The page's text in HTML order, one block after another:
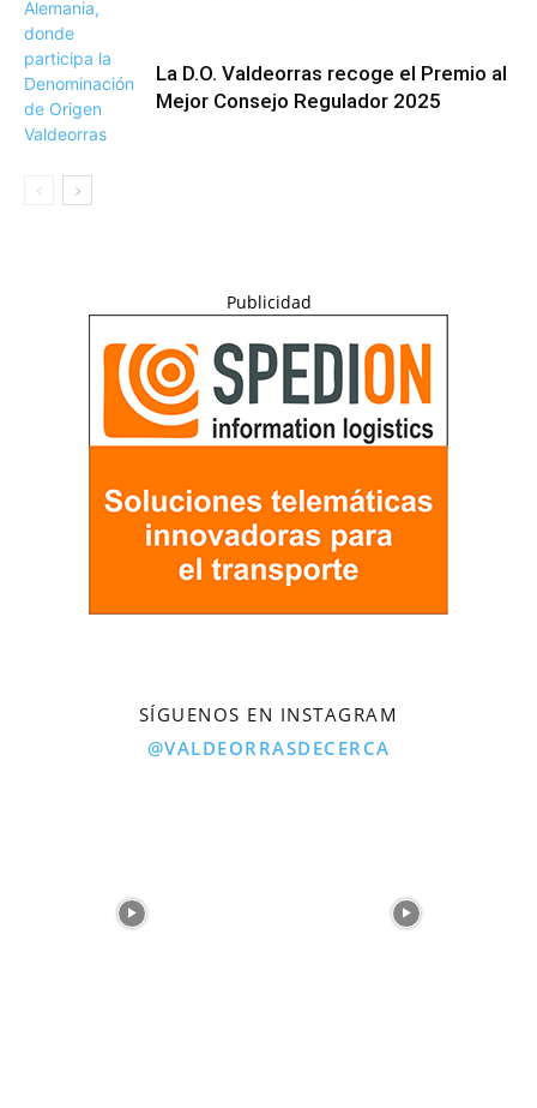
La D.O. Valdeorras recoge el Premio al
Mejor Consejo Regulador 2025
Publicidad
SÍGUENOS EN INSTAGRAM
@VALDEORRASDECERCA